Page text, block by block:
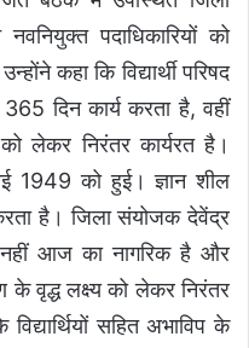
पदाधिकारियों को
कहा कि विद्यार्थी परिषद
दिन कार्य करता है, वहीं
लेकर निरंतर कार्यरत है।
1949 को हुई। ज्ञान शील
है। जिला संयोजक देवेंद्र
नहीं आज का नागरिक है और
के वृद्ध लक्ष्य को लेकर निरंतर
सहित अभाविप के